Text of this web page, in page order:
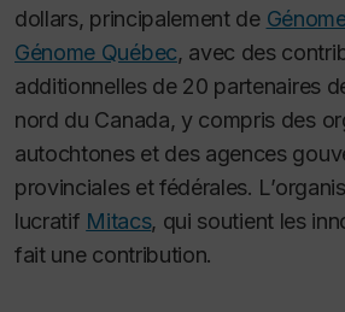
dollars, principalement de
Génome Québec, avec des
additionnelles de 20 partenaires
nord du Canada, y compris des
autochtones et des agences
provinciales et fédérales.
lucratif Mitacs, qui soutient les
fait une contribution.